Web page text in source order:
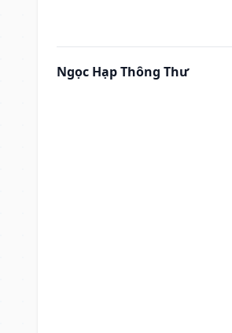
Ngọc Hạp Thông Thư